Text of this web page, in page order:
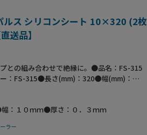
ルス シリコンシート 10×320 (2枚
送品】
との組み合わせで絶縁に。●品名：FS-315
：FS-315●長さ(mm)：320●幅(mm)：
：１０ｍｍ●厚さ：０．３ｍｍ
ラー